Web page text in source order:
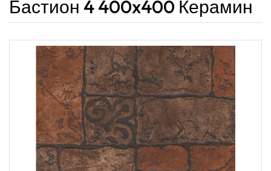
Бастион 4 400x400 Керамин